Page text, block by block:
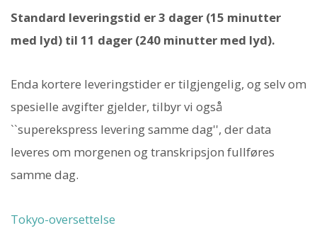
Standard leveringstid er 3 dager (15 minutter
med lyd) til 11 dager (240 minutter med lyd).
Enda kortere leveringstider er tilgjengelig, og selv om
spesielle avgifter gjelder, tilbyr vi også
``superekspress levering samme dag'', der data
leveres om morgenen og transkripsjon fullføres
samme dag.
Tokyo-oversettelse